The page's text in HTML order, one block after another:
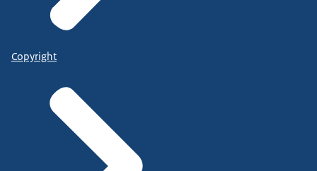
Copyright